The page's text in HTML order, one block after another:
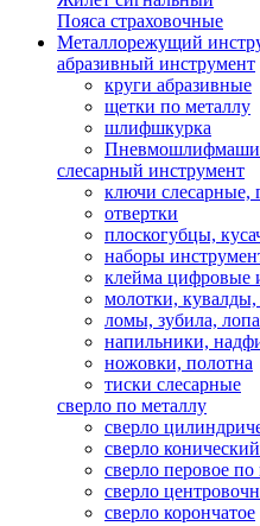
Пояса страховочные
Металлорежущий
абразивный инструмент
круги абразивные
щетки по металлу
шлифшкурка
слесарный инструмент
ключи слесарные,
отвертки
плоскогубцы,
наборы
клейма цифровые
молотки,
ломы, зубила,
напильники,
ножовки, полотна
тиски слесарные
сверло по металлу
сверло
сверло
сверло перовое
сверло
сверло корончатое